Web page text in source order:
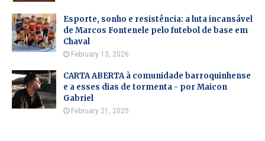
Esporte, sonho e resistência: a luta incansável
de Marcos Fontenele pelo futebol de base em
Chaval
February 13, 2026
CARTA ABERTA à comunidade barroquinhense
e a esses dias de tormenta - por Maicon
Gabriel
February 21, 2025